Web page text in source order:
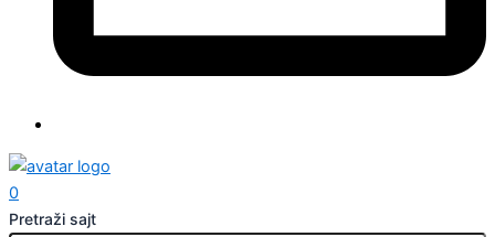
0
Pretraži sajt